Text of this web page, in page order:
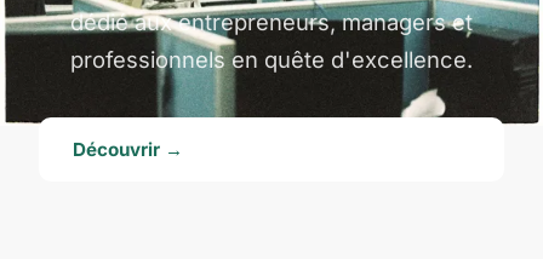
dédié aux entrepreneurs, managers et
professionnels en quête d'excellence.
Découvrir →